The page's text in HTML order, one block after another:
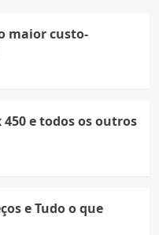
maior custo-
450 e todos os outros
e Tudo o que